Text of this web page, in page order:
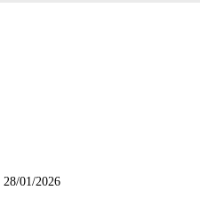
28/01/2026